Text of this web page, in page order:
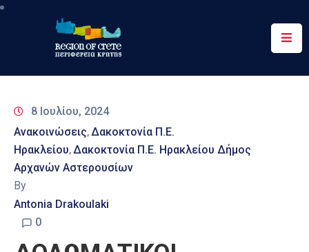
Περιφέρεια
&
Δράσεις
Ψηφιακές
Υπηρεσίες
8 Ιουλίου, 2024
Ανακοινώσεις‚Δακοκτονία Π.Ε.
Ηρακλείου‚Δακοκτονία Π.Ε. Ηρακλείου Δήμος
Αρχανών Αστερουσίων
By
Antonia Drakoulaki
0